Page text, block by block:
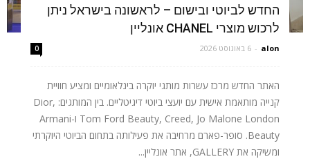
החדש לביוטי ובישום – לראשונה בישראל ניתן
לרכוש מוצרי CHANEL אונליין
alon
- 6 באוגוסט 2026 0
האתר החדש מרכז עשרות מותגי יוקרה בינלאומיים ומציע חוויית
קנייה מותאמת אישית עם יועצי ביוטי דיגיטליים. בין המותגים: Dior,
Tom Ford Beauty, Creed, Jo Malone London ו-Armani
Beauty. סופר-פארם מרחיבה את פעילותה בתחום הביוטי היוקרתי
ומשיקה את GALLERY, אתר אונליין...